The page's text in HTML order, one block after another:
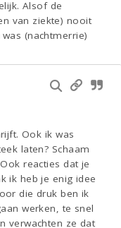
Alsof de
van ziekte) nooit
(nachtmerrie)
Ook ik was
laten? Schaam
reacties dat je
ik heb je enig idee
die druk ben ik
werken, te snel
verwachten ze dat